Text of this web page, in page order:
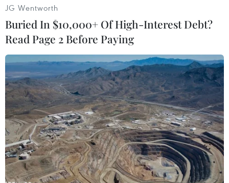
Đại diện các cơ quan chức năng kiểm tra hiện trường vụ phá
rừng phòng hộ Gia Nghĩa. (Ảnh: Hưng Thịnh/TTXVN)
Ngày 12/4, lãnh đạo Viện Kiểm sát nhân dân
huyện Đắk G’Long xác nhận đã phê chuẩn
quyết định khởi tố vụ án vụ hủy hoại hơn 46ha
JG Wentworth
Buried In $10,000+ Of High-Interest Debt?
Read Page 2 Before Paying